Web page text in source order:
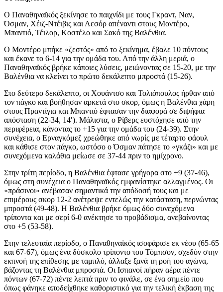
Ο Παναθηναϊκός ξεκίνησε το παιχνίδι με τους Γκραντ, Ναν,
Όσμαν, Χέιζ-Ντέιβις και Λεσόρ απέναντι στους Μοντέρο,
Μπαντιό, Τέιλορ, Κοστέλο και Σακό της Βαλένθια.
Ο Μοντέρο μπήκε «ζεστός» από το ξεκίνημα, έβαλε 10 πόντους
και έκανε το 6-14 για την ομάδα του. Από την άλλη μεριά, ο
Παναθηναϊκός βρήκε κάποιες λύσεις, μειώνοντας σε 15-20, με την
Βαλένθια να κλείνει το πρώτο δεκάλεπτο μπροστά (15-26).
Στο δεύτερο δεκάλεπτο, οι Χουάντσο και Τολιόπουλος ήρθαν από
τον πάγκο και βοήθησαν αρκετά στο σκορ, όμως η Βαλένθια χάρη
στους Πραντίγια και Μπαντιό έφτασαν την διαφορά σε διψήφια
απόσταση (22-34, 14′). Μάλιστα, ο Ρίβερς ευστόχησε από την
περιφέρεια, κάνοντας το +15 για την ομάδα του (24-39). Στην
συνέχεια, ο Ερναγκόμεζ χρεώθηκε από νωρίς με τέταρτο φάουλ
και κάθισε στον πάγκο, ωστόσο ο Όσμαν πάτησε το «γκάζι» και με
συνεχόμενα καλάθια μείωσε σε 37-44 πριν το ημίχρονο.
Στην τρίτη περίοδο, η Βαλένθια έφτασε γρήγορα στο +9 (37-46),
όμως στη συνέχεια ο Παναθηναϊκός εμφανίστηκε αλλαγμένος. Οι
«πράσινοι» ανέβασαν σημαντικά την απόδοσή τους και με
επιμέρους σκορ 12-2 ανέτρεψε εντελώς την κατάσταση, περνώντας
μπροστά (49-48). Η Βαλένθια βρήκε όμως δύο συνεχόμενα
τρίποντα και με σερί 6-0 ανέκτησε το προβάδισμα, ανεβαίνοντας
στο +5 (53-58).
Στην τελευταία περίοδο, ο Παναθηναϊκός ισοφάρισε εκ νέου (65-65
και 67-67), όμως ένα δύσκολο τρίποντο του Τόμπσον, σχεδόν στην
εκπνοή της επίθεσης με ταμπλό, άλλαξε ξανά τη ροή του αγώνα,
βάζοντας τη Βαλένθια μπροστά. Οι Ισπανοί πήραν αέρα πέντε
πόντων (67-72) πέντε λεπτά πριν το φινάλε, σε ένα σημείο που
όπως φάνηκε αποδείχθηκε καθοριστικό για την τελική έκβαση της